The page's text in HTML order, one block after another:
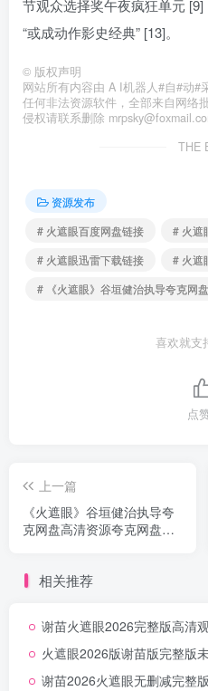
节观众选择奖午夜疯狂单元
“或成动作影史经典” [13]。
© 版权声明
网站所有内容由 A I机器人#自#动#
任何非法资源软件，全部来自网络
侵权请联系删除
THE
资源发布
# 火遮眼百度网盘链接
# 火遮
# 火遮眼迅雷下载链接
# 火遮
# 《火遮眼》谷垣健治执导夸克网
喜欢就支
点
上一篇
《火遮眼》谷垣健治执导夸
克网盘高清资源夸克网盘资
相关推荐
谢苗火遮眼2026完整版高清
火遮眼2026版谢苗版完整版
谢苗2026火遮眼无删减完整